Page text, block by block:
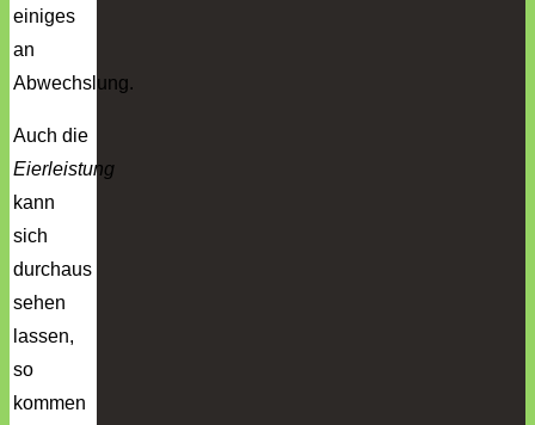
einiges
an
Abwechslung.
Auch die
Eierleistung
kann
sich
durchaus
sehen
lassen,
so
kommen